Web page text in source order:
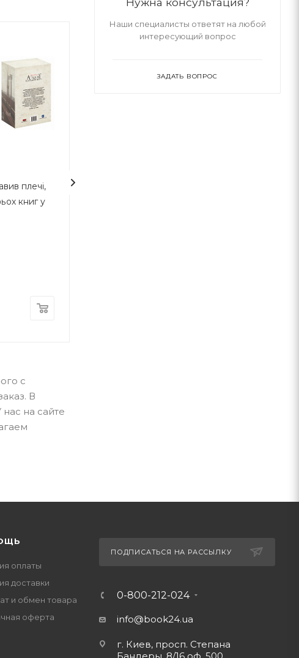
плечі,
книг у
с
В
на сайте
Наши специалисты ответят на любой
интересующий вопрос
ЗАДАТЬ ВОПРОС
оплаты
доставки
и обмен товара
оферта
ПОДПИСАТЬСЯ НА РАССЫЛКУ
0-800-212-024
info@book24.ua
г. Киев, просп. Степана